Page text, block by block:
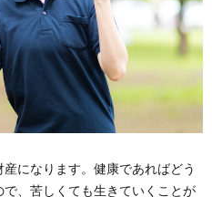
になります。健康であればどう
、苦しくても生きていくことが